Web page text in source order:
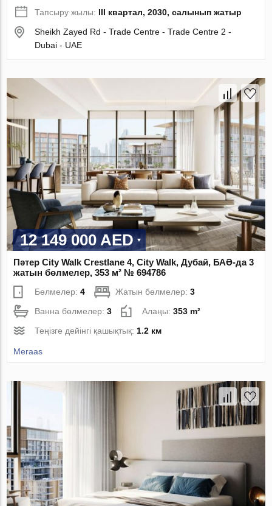
Тапсыру жылы: III квартал, 2030, салынып жатыр
Sheikh Zayed Rd - Trade Centre - Trade Centre 2 -
Dubai - UAE
12 149 000 AED
Пәтер City Walk Crestlane 4, City Walk, Дубай, БАӘ-да 3
жатын бөлмелер, 353 м² № 694786
Бөлмелер:4 Жатын бөлмелер:3
Ванна бөлмелер:3 Алаңы:353 m²
Теңізге дейінгі қашықтық: 1.2 км
Meraas